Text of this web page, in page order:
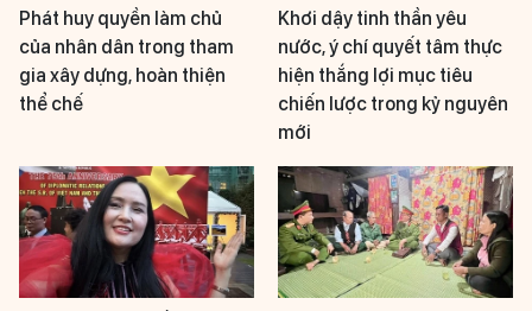
Phát huy quyền làm chủ
của nhân dân trong tham
gia xây dựng, hoàn thiện
thể chế
Khơi dậy tinh thần yêu
nước, ý chí quyết tâm thực
hiện thắng lợi mục tiêu
chiến lược trong kỷ nguyên
mới